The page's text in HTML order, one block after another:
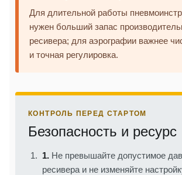
Для длительной работы
нужен больший запас
ресивера; для аэрографии важнее
и точная регулировка.
КОНТРОЛЬ ПЕРЕД СТАРТОМ
Безопасность и ресурс
1. Не превышайте допустимое
ресивера и не изменяйте